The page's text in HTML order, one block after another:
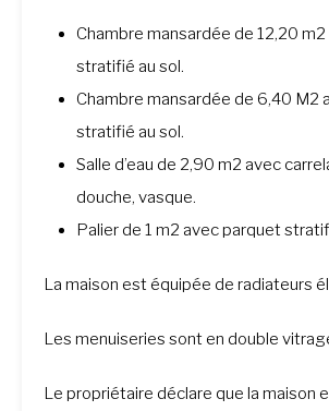
Chambre mansardée de 12,20
stratifié au sol.
Chambre mansardée de 6,40 M2
stratifié au sol.
Salle d’eau de 2,90 m2 avec
douche, vasque.
Palier de 1 m2 avec parquet
La maison est équipée de radiateurs
Les menuiseries sont en double
Le propriétaire déclare que la maison